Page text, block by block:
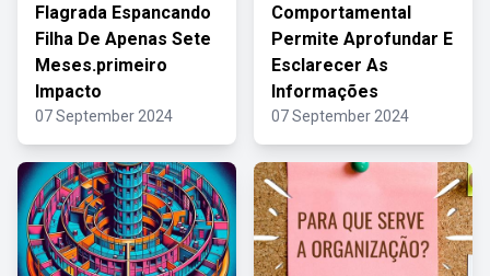
Flagrada Espancando
Filha De Apenas Sete
Meses.primeiro
Impacto
07 September 2024
Comportamental
Permite Aprofundar E
Esclarecer As
Informações
07 September 2024